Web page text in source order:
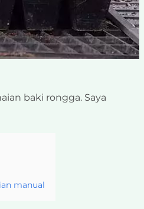
baki rongga. Saya
manual